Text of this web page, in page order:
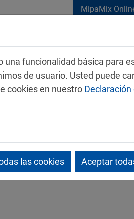
MipaMix
una funcionalidad básica para
de usuario. Usted puede
cookies en nuestro Declaración
las cookies Aceptar